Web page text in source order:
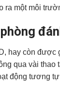
ra một môi
hay còn
qua vài
động tương